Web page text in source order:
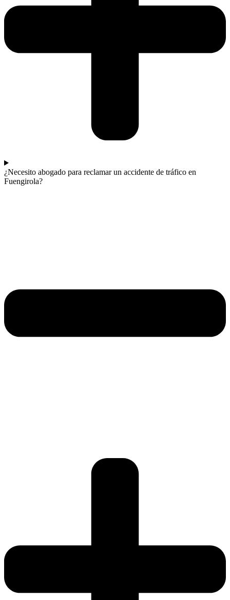
¿Necesito abogado para reclamar un accidente de tráfico en
Fuengirola?